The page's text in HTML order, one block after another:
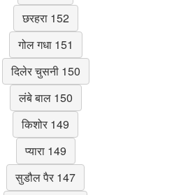
छरहरा 152
गोल गधा 151
दिलेर चुसनी 150
लंबे बाल 150
किशोर 149
प्यारा 149
सुडौल पैर 147